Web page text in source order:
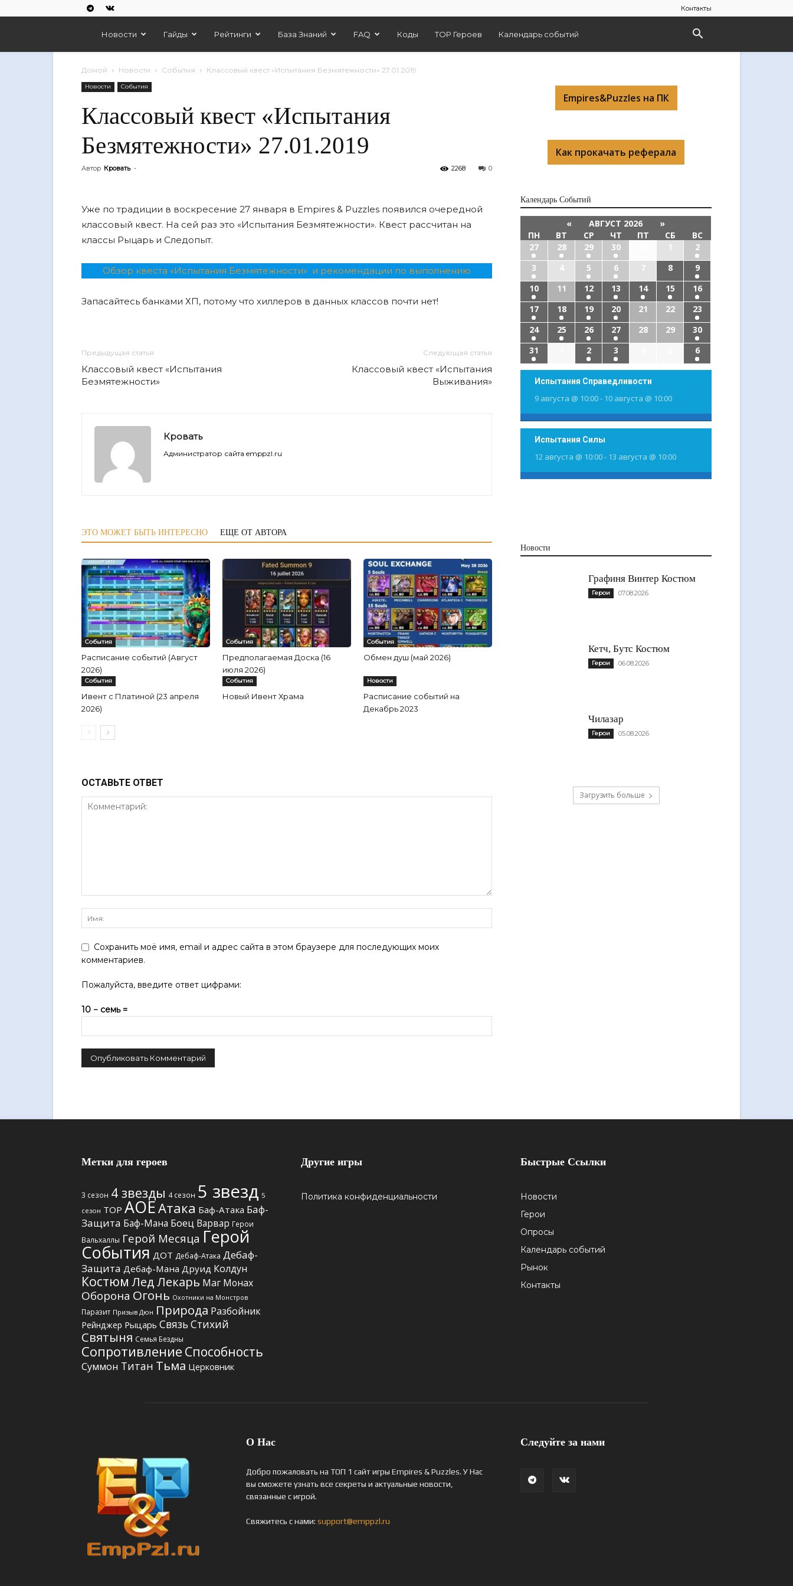
Контакты
Empires
And
Новости Гайды Рейтинги База Знаний FAQ Коды TOP Героев Календарь событий
Домой Новости События Классовый квест «Испытания Безмятежности» 27.01.2019
Новости События
Классовый квест «Испытания
Безмятежности» 27.01.2019
Автор Кровать - 0
2268
Уже по традиции в воскресение 27 января в Empires & Puzzles появился очередной
классовый квест. На сей раз это «Испытания Безмятежности». Квест рассчитан на
классы Рыцарь и Следопыт.
Обзор квеста «Испытания Безмятежности» и рекомендации по выполнению
Запасайтесь банками ХП, потому что хиллеров в данных классов почти нет!
Предыдущая статья
Классовый квест «Испытания
Безмятежности»
Следующая статья
Классовый квест «Испытания
Выживания»
Кровать
Администратор сайта emppzl.ru
ЭТО МОЖЕТ БЫТЬ ИНТЕРЕСНО ЕЩЕ ОТ АВТОРА
События
Расписание событий (Август
2026)
События
Предполагаемая Доска (16
июля 2026)
События
Обмен душ (май 2026)
События
Ивент с Платиной (23 апреля
2026)
События
Новый Ивент Храма
Новости
Расписание событий на
Декабрь 2023
ОСТАВЬТЕ ОТВЕТ
Сохранить моё имя, email и адрес сайта в этом браузере для последующих моих
комментариев.
Пожалуйста, введите ответ цифрами:
10 − семь =
Empires&Puzzles на ПК
Как прокачать реферала
Календарь Cобытий
« АВГУСТ 2026
»
ПН
ВТ СР ЧТ ПТ СБ
ВС
27
28 29 30 1
2
3
4 5 6 7 8
9
10
11 12 13 14 15
16
17
18 19 20 21 22
23
24
25 26 27 28 29
30
31
2 3 6
Испытания Справедливости
9 августа @ 10:00- 10 августа @ 10:00
Испытания Силы
12 августа @ 10:00- 13 августа @ 10:00
Новости
Графиня Винтер Костюм
Герои 07.08.2026
Кетч, Бутс Костюм
Герои 06.08.2026
Чилазар
Герои 05.08.2026
Загрузить больше
Метки для героев
3 сезон 4 звезды 4 сезон 5 звезд 5
сезон TOP АОЕАтака Баф-Атака Баф-
Защита Баф-Мана Боец Варвар Герои
Вальхаллы Герой Месяца Герой
События ДОТ Дебаф-Атака Дебаф-
Защита Дебаф-Мана Друид Колдун
Костюм ЛедЛекарь Маг Монах
Оборона Огонь Охотники на Монстров
Паразит Призыв Дюн Природа Разбойник
Рейнджер Рыцарь Связь Стихий
Святыня Семья Бездны
Сопротивление Способность
Суммон Титан Тьма Церковник
Другие игры
Политика конфиденциальности
Быстрые Ссылки
Новости
Герои
Опросы
Календарь событий
Рынок
Контакты
О Нас
Добро пожаловать на ТОП 1 сайт игры Empires & Puzzles. У Нас
вы сможете узнать все секреты и актуальные новости,
связанные с игрой.
Свяжитесь с нами: support@emppzl.ru
Следуйте за нами